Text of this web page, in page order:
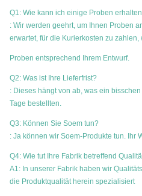
Q1: Wie kann ich einige Proben
: Wir werden geehrt, um Ihnen Proben
erwartet, für die Kurierkosten zu zahlen,
Proben entsprechend Ihrem Entwurf.
Q2: Was ist Ihre Lieferfrist?
: Dieses hängt von ab, was ein
Tage bestellten.
Q3: Können Sie Soem tun?
: Ja können wir Soem-Produkte tun. Ihr
Q4: Wie tut Ihre Fabrik betreffend
A1: In unserer Fabrik haben wir
die Produktqualität herein spezialisiert